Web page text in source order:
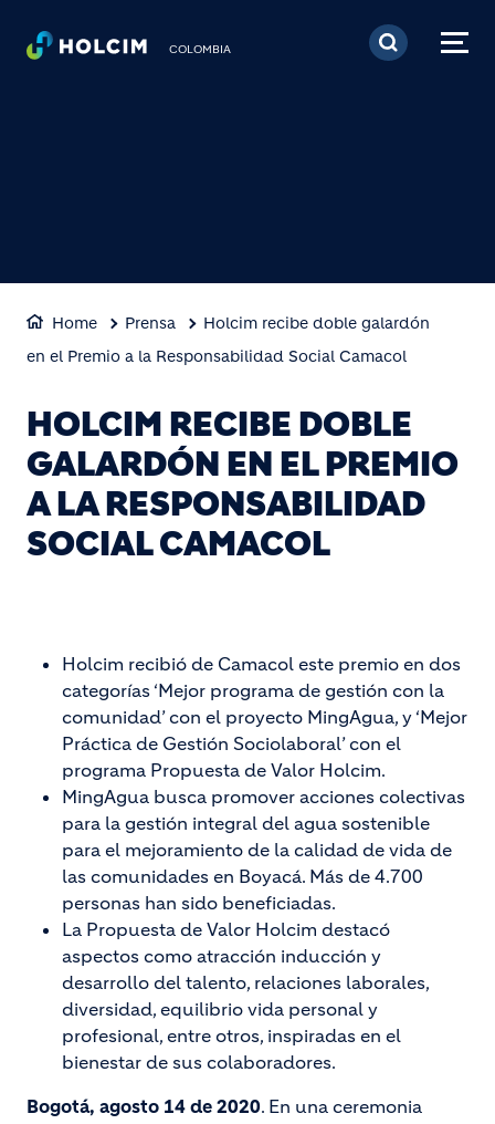
Pasar al contenido
COLOMBIA
Home Prensa
Holcim recibe doble galardón
en el Premio a la Responsabilidad Social Camacol
HOLCIM RECIBE DOBLE
GALARDÓN EN EL PREMIO
A LA RESPONSABILIDAD
SOCIAL CAMACOL
Holcim recibió de Camacol este premio en dos
categorías ‘Mejor programa de gestión con la
comunidad’ con el proyecto MingAgua, y ‘Mejor
Práctica de Gestión Sociolaboral’ con el
programa Propuesta de Valor Holcim.
MingAgua busca promover acciones colectivas
para la gestión integral del agua sostenible
para el mejoramiento de la calidad de vida de
las comunidades en Boyacá. Más de 4.700
personas han sido beneficiadas.
La Propuesta de Valor Holcim destacó
aspectos como atracción inducción y
desarrollo del talento, relaciones laborales,
diversidad, equilibrio vida personal y
profesional, entre otros, inspiradas en el
bienestar de sus colaboradores.
Bogotá, agosto 14 de 2020. En una ceremonia